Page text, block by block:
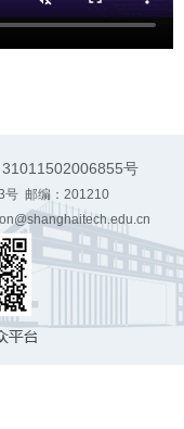
号
号 邮编：201210